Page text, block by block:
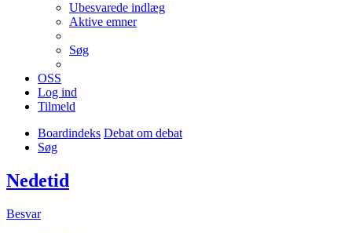
Ubesvarede indlæg
Aktive emner
Søg
OSS
Log ind
Tilmeld
Boardindeks Debat om debat
Søg
Nedetid
Besvar